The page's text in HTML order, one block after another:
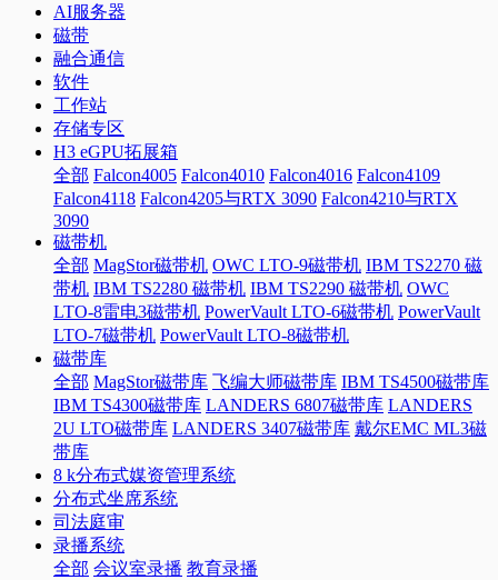
AI服务器
磁带
融合通信
软件
工作站
存储专区
H3 eGPU拓展箱
全部 Falcon4005 Falcon4010 Falcon4016 Falcon4109
Falcon4118 Falcon4205与RTX 3090 Falcon4210与RTX
3090
磁带机
全部 MagStor磁带机 OWC LTO-9磁带机 IBM TS2270 磁
带机 IBM TS2280 磁带机 IBM TS2290 磁带机 OWC
LTO-8雷电3磁带机 PowerVault LTO-6磁带机 PowerVault
LTO-7磁带机 PowerVault LTO-8磁带机
磁带库
全部 MagStor磁带库 飞编大师磁带库 IBM TS4500磁带库
IBM TS4300磁带库 LANDERS 6807磁带库 LANDERS
2U LTO磁带库 LANDERS 3407磁带库 戴尔EMC ML3磁
带库
8 k分布式媒资管理系统
分布式坐席系统
司法庭审
录播系统
全部 会议室录播 教育录播